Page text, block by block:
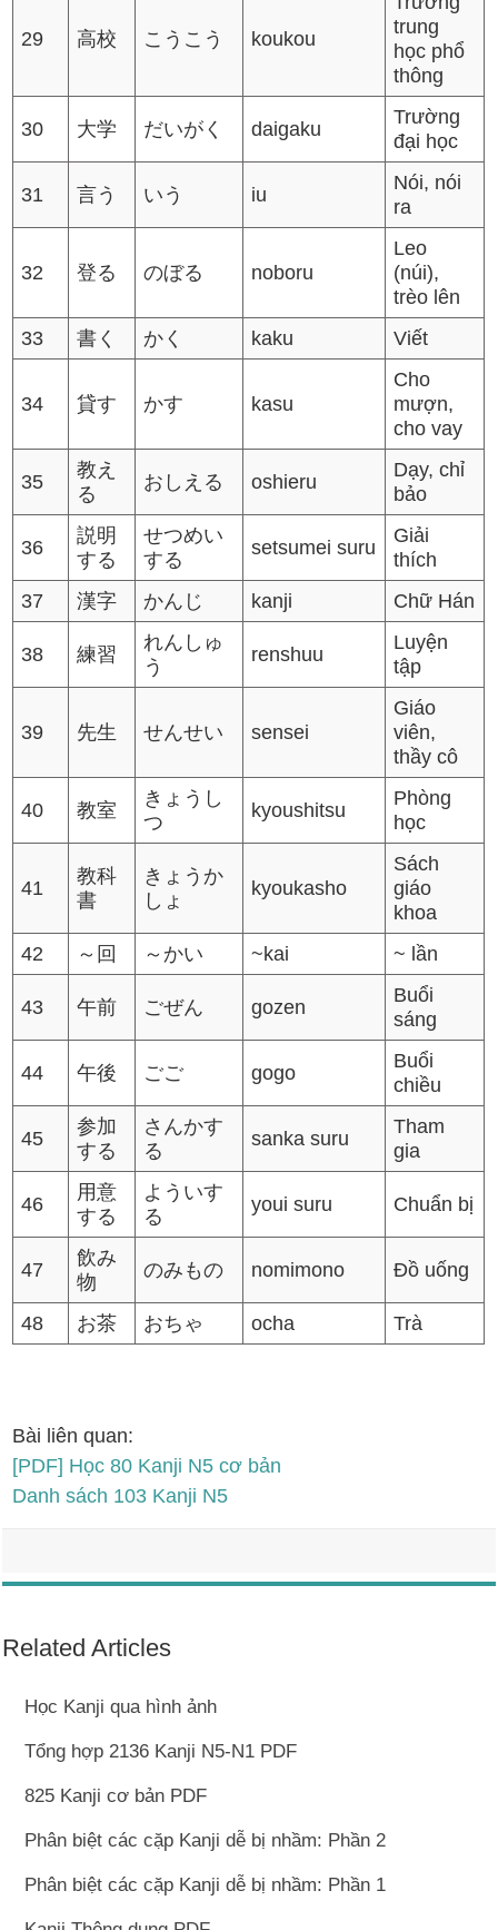
29 高校 こうこう koukou
trung
học phổ
thông
30 大学 だいがく daigaku
Trường
đại học
31 言う いう iu
Nói, nói
ra
32 登る のぼる noboru
Leo
(núi),
trèo lên
33
書く かく kaku Viết
34 貸す かす kasu
Cho
mượn,
cho vay
35
教え
る
おしえる oshieru
Dạy, chỉ
bảo
36
説明
する
せつめい
する
setsumei suru
Giải
thích
37
漢字 かんじ kanji Chữ Hán
38 練習
れんしゅ
う
renshuu
Luyện
tập
39 先生 せんせい sensei
Giáo
viên,
thầy cô
40 教室
きょうし
つ
kyoushitsu
Phòng
học
41
教科
書
きょうか
しょ
kyoukasho
Sách
giáo
khoa
42
～回 ～かい ~kai ~ lần
43 午前 ごぜん gozen
Buổi
sáng
44 午後 ごご gogo
Buổi
chiều
45
参加
する
さんかす
る
sanka suru
Tham
gia
46
用意
する
よういす
る
youi suru Chuẩn bị
47
飲み
物
のみもの nomimono Đồ uống
48 お茶 おちゃ ocha Trà
Bài liên quan:
[PDF] Học 80 Kanji N5 cơ bản
Danh sách 103 Kanji N5
Related Articles
Học Kanji qua hình ảnh
Tổng hợp 2136 Kanji N5-N1 PDF
825 Kanji cơ bản PDF
Phân biệt các cặp Kanji dễ bị nhầm: Phần 2
Phân biệt các cặp Kanji dễ bị nhầm: Phần 1